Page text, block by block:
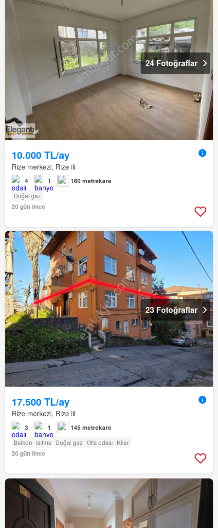
24 Fotoğraflar
10.000 TL/ay
Rize merkezi, Rize ili
4 1 160 metrekare
Doğal gaz
20 gün önce
23 Fotoğraflar
17.500 TL/ay
Rize merkezi, Rize ili
3 1 145 metrekare
Balkon Isıtma Doğal gaz Ofis odası Kiler
20 gün önce